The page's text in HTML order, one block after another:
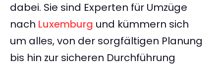
dabei. Sie sind Experten für Umzüge
nach Luxemburg und kümmern sich
um alles, von der sorgfältigen Planung
bis hin zur sicheren Durchführung